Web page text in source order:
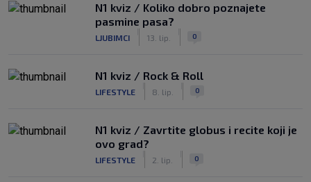
N1 kviz / Koliko dobro poznajete
pasmine pasa?
LJUBIMCI 13. lip. 0
N1 kviz / Rock & Roll
LIFESTYLE 8. lip. 0
N1 kviz / Zavrtite globus i recite koji je
ovo grad?
LIFESTYLE 2. lip. 0